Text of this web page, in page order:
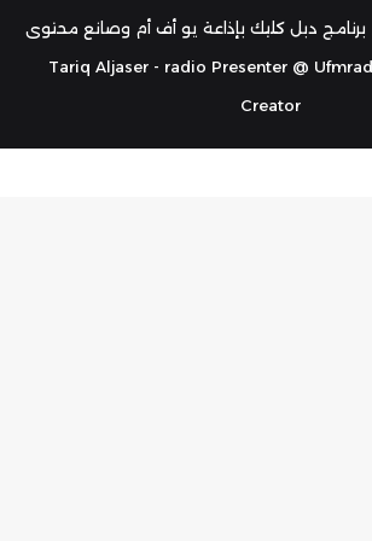
دبل كليك بإذاعة يو أف أم وصانع محتوى
Tariq Aljaser - radio Presenter @
Creator